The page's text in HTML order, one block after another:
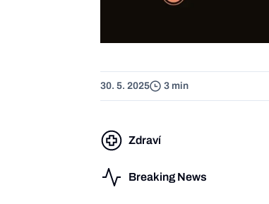
30. 5. 2025 3 min
Zdraví
Breaking News